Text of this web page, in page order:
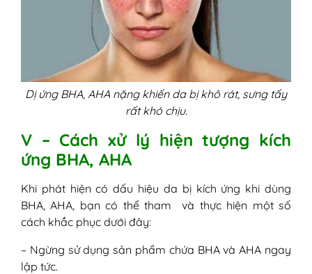
Dị ứng BHA, AHA nặng khiến da bị khô rát, sưng tấy
rất khó chịu.
V – Cách xử lý hiện tượng kích
ứng BHA, AHA
Khi phát hiện có dấu hiệu da bị kích ứng khi dùng
BHA, AHA, bạn có thể tham và thực hiện một số
cách khắc phục dưới đây:
– Ngừng sử dụng sản phẩm chứa BHA và AHA ngay
lập tức.